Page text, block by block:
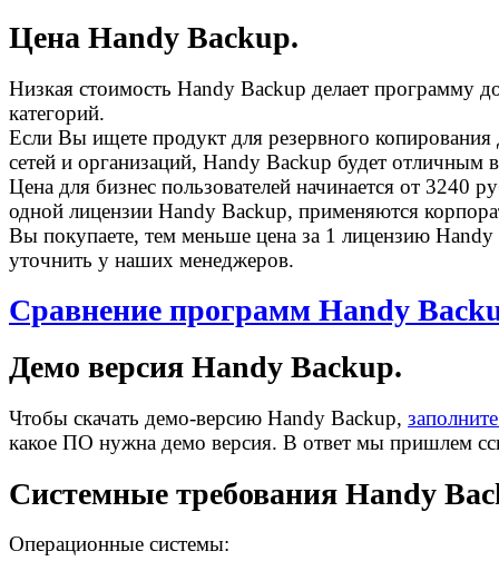
Цена Handy Backup.
Низкая стоимость Handy Backup делает программу
категорий.
Если Вы ищете продукт для резервного
сетей и организаций, Handy Backup будет отличным
Цена для бизнес пользователей начинается от 3240
одной лицензии Handy Backup, применяются
Вы покупаете, тем меньше цена за 1 лицензию
уточнить у наших менеджеров.
Сравнение программ Handy
Демо версия Handy Backup.
Чтобы скачать демо-версию Handy Backup,
какое ПО нужна демо версия. В ответ мы пришлем
Системные требования Handy
Операционные системы: